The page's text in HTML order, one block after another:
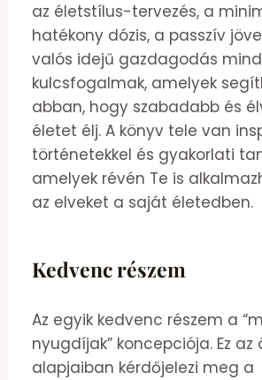
az életstílus-tervezés, a
hatékony dózis, a passzív
valós idejű gazdagodás
kulcsfogalmak, amelyek
abban, hogy szabadabb és
életet élj. A könyv tele van
történetekkel és gyakorlati
amelyek révén Te is
az elveket a saját életedben.
Kedvenc részem
Az egyik kedvenc részem a
nyugdíjak” koncepciója. Ez az
alapjaiban kérdőjelezi meg a